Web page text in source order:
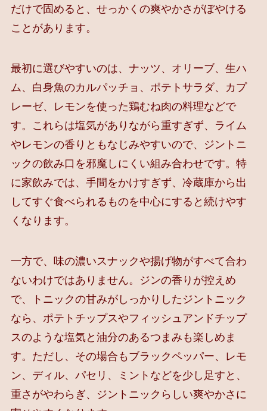
だけで固めると、せっかくの爽やかさがぼやける
ことがあります。
最初に選びやすいのは、ナッツ、オリーブ、生ハ
ム、白身魚のカルパッチョ、ポテトサラダ、カプ
レーゼ、レモンを使った鶏むね肉の料理などで
す。これらは塩気がありながら重すぎず、ライム
やレモンの香りともなじみやすいので、ジントニ
ックの飲み口を邪魔しにくい組み合わせです。特
に家飲みでは、手間をかけすぎず、冷蔵庫から出
してすぐ食べられるものを中心にすると続けやす
くなります。
一方で、味の濃いスナックや揚げ物がすべて合わ
ないわけではありません。ジンの香りが控えめ
で、トニックの甘みがしっかりしたジントニック
なら、ポテトチップスやフィッシュアンドチップ
スのような塩気と油分のあるつまみも楽しめま
す。ただし、その場合もブラックペッパー、レモ
ン、ディル、パセリ、ミントなどを少し足すと、
重さがやわらぎ、ジントニックらしい爽やかさに